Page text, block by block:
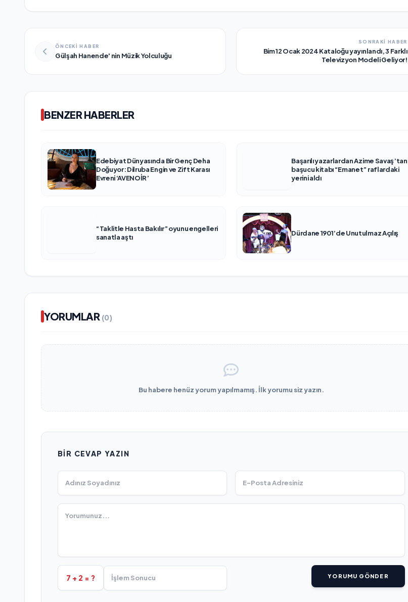
ÖNCEKİ HABER
Gülşah Hanende' nin Müzik Yolculuğu
SONRAKİ HABER
Bim 12 Ocak 2024 Kataloğu yayınlandı, 3 Farklı
Televizyon Modeli Geliyor!
BENZER HABERLER
Edebiyat Dünyasında Bir Genç Deha
Doğuyor: Dilruba Engin ve Zift Karası
Evreni ‘AVENOİR’
Başarılı yazarlardan Azime Savaş’tan
başucu kitabı “Emanet” raflardaki
yerini aldı
“Taklitle Hasta Bakılır” oyunu engelleri
sanatla aştı
Dürdane 1901’de Unutulmaz Açılış
YORUMLAR (0)
Bu habere henüz yorum yapılmamış. İlk yorumu siz yazın.
BIR CEVAP YAZIN
7 + 2 = ? YORUMU GÖNDER